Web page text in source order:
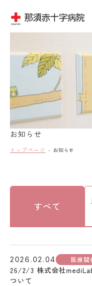
お知らせ
トップページ お知らせ
すべて
2026.02.04 医療関
26/2/3 株式会社
ついて